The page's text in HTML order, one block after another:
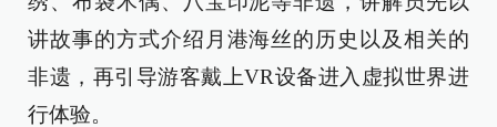
讲故事的方式介绍月港海丝的历史以及相关的
非遗，再引导游客戴上VR设备进入虚拟世界进
行体验。